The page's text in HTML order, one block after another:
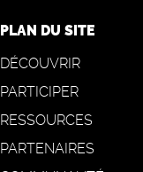
PLAN DU SITE
DÉCOUVRIR
PARTICIPER
RESSOURCES
PARTENAIRES